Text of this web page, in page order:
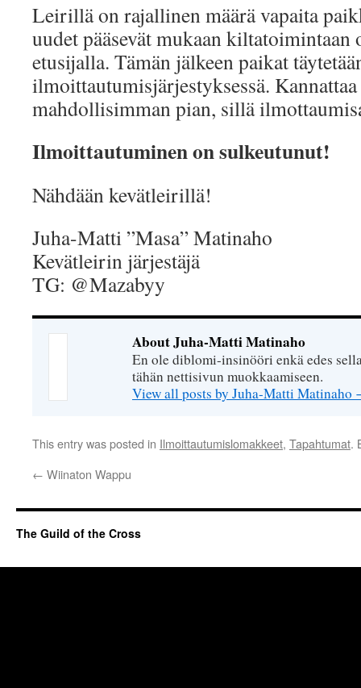
Leirillä on rajallinen määrä vapaita
uudet pääsevät mukaan
etusijalla. Tämän jälkeen paikat
ilmoittautumisjärjestyksessä.
mahdollisimman pian, sillä
Ilmoittautuminen on sulkeutunut!
Nähdään kevätleirillä!
Juha-Matti ”Masa” Matinaho
Kevätleirin järjestäjä
TG: @Mazabyy
About Juha-Matti Matinaho
En ole diblomi-insinööri enkä edes
tähän nettisivun muokkaamiseen.
View all posts by Juha-Matti Matinaho
This entry was posted in Ilmoittautumislomakkeet, Tapahtumat.
← Wiinaton Wappu
The Guild of the Cross